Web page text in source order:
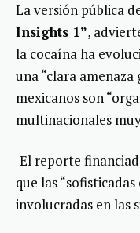
La versión pública
Insights 1”,
la cocaína ha
una “clara
mexicanos son
multinacionales
El reporte
que las
involucradas en las